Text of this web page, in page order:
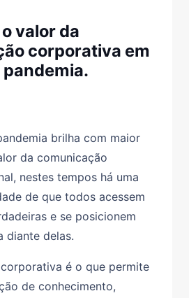
valor da
corporativa em
brilha com maior
da comunicação
nestes tempos há uma
de que todos acessem
e se posicionem
diante delas.
é o que permite
de conhecimento,